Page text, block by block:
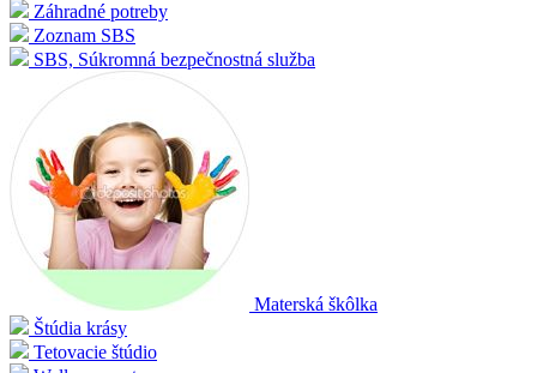
Záhradné potreby
Zoznam SBS
SBS, Súkromná bezpečnostná služba
Materská škôlka
Štúdia krásy
Tetovacie štúdio